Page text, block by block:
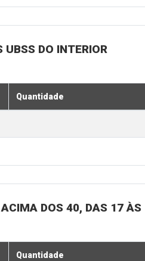
DO INTERIOR
Quantidade
DOS 40, DAS 17
Quantidade